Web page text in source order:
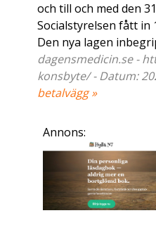
och till och med den
Socialstyrelsen fått in
Den nya lagen
dagensmedicin.se -
konsbyte/ - Datum:
betalvägg »
Annons: